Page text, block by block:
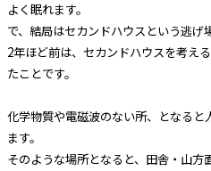
よく眠れます。
で、結局はセカンドハウスという逃げ
2年ほど前は、セカンドハウスを考え
たことです。
化学物質や電磁波のない所、となると
ます。
そのような場所となると、田舎・山